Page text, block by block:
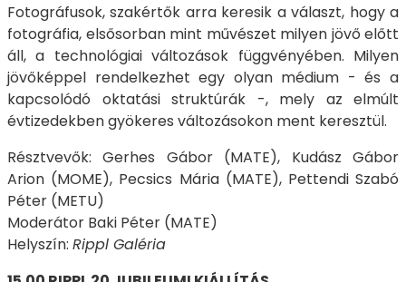
Fotográfusok, szakértők arra keresik a választ, hogy a
fotográfia, elsősorban mint művészet milyen jövő előtt
áll, a technológiai változások függvényében. Milyen
jövőképpel rendelkezhet egy olyan médium - és a
kapcsolódó oktatási struktúrák -, mely az elmúlt
évtizedekben gyökeres változásokon ment keresztül.
Résztvevők: Gerhes Gábor (MATE), Kudász Gábor
Arion (MOME), Pecsics Mária (MATE), Pettendi Szabó
Péter (METU)
Moderátor Baki Péter (MATE)
Helyszín: Rippl Galéria